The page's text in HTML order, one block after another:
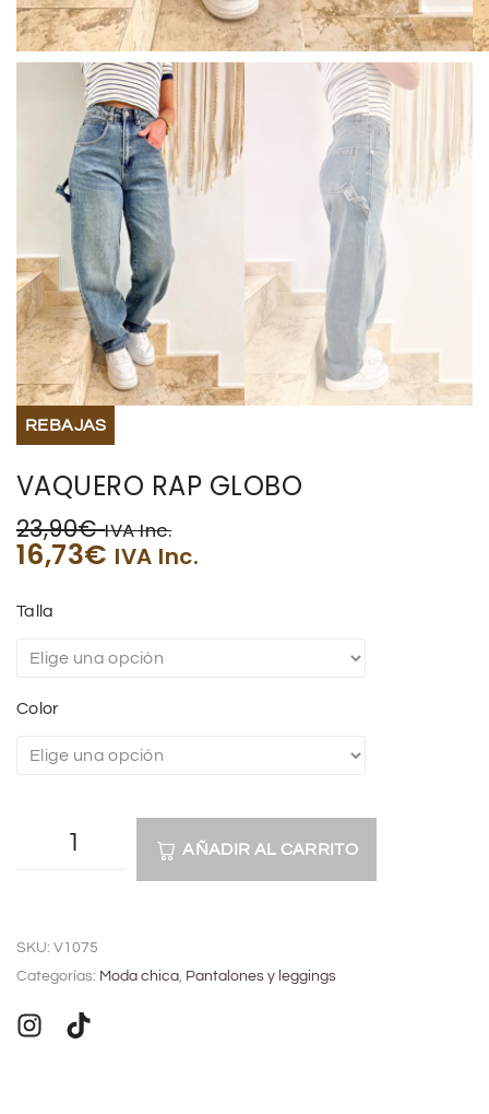
TARJETAS REGALO
REBAJAS
VAQUERO RAP GLOBO
23,90€ IVA Inc.
16,73€ IVA Inc.
Talla
Color
AÑADIR AL CARRITO
t
e
r
SKU: V1075
Categorías: Moda chica, Pantalones y leggings